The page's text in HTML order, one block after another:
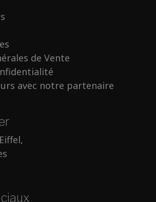
de Vente
avec notre partenaire